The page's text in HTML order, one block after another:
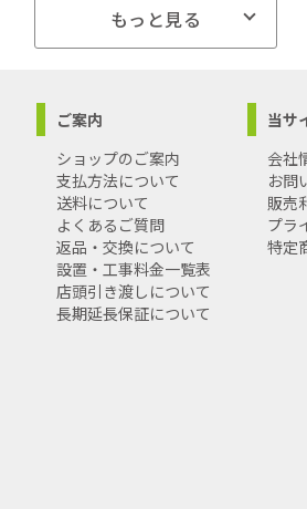
もっと見る
ご案内
ショップのご案内
支払方法について
送料について
よくあるご質問
返品・交換について
設置・工事料金一覧表
店頭引き渡しについて
長期延長保証について
当サ
会社
お問
販売
プラ
特定